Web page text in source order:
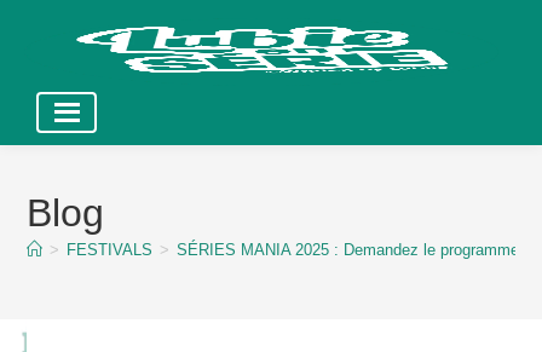
contentBlog
> FESTIVALS > SÉRIES MANIA 2025 : Demandez le programme !